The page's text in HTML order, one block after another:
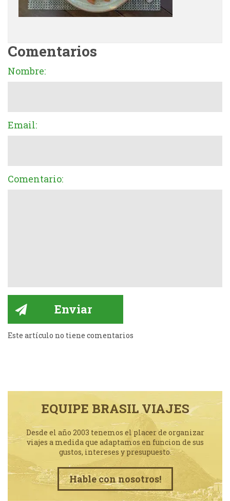
Comentarios
Nombre:
Email:
Comentario:
Este artículo no tiene comentarios
EQUIPE BRASIL VIAJES
Desde el año 2003 tenemos el placer de organizar
viajes a medida que adaptamos en funcion de sus
gustos, intereses y presupuesto.
Hable con nosotros!